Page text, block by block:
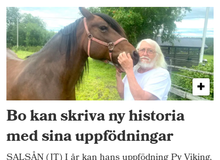
Bo kan skriva ny historia
med sina uppfödningar